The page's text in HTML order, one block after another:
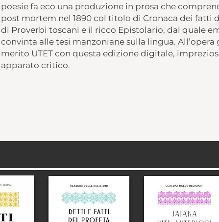
poesie fa eco una produzione in prosa che
post mortem nel 1890 col titolo di Cronaca dei fatti
di Proverbi toscani e il ricco Epistolario, dal quale
convinta alle tesi manzoniane sulla lingua.
merito UTET con questa edizione digitale,
apparato critico.